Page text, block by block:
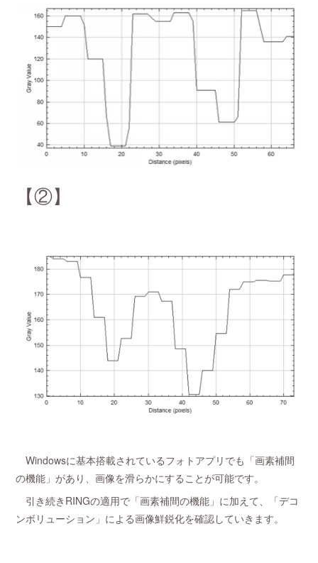
【②】
Windowsに基本搭載されているフォトアプリでも「画素補間
の機能」があり、画像を滑らかにすることが可能です。
引き続きRINGの適用で「画素補間の機能」に加えて、「デコ
ンボリューション」による画像鮮鋭化を確認していきます。